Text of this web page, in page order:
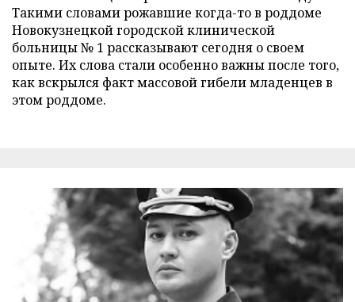
Такими словами рожавшие когда-то в роддоме
Новокузнецкой городской клинической
больницы № 1 рассказывают сегодня о своем
опыте. Их слова стали особенно важны после того,
как вскрылся факт массовой гибели младенцев в
этом роддоме.